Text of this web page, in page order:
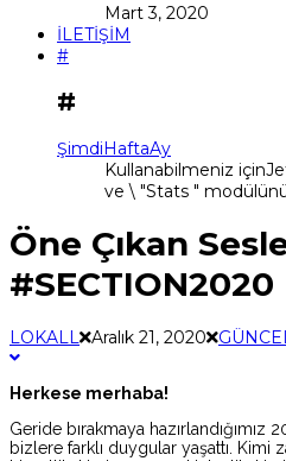
Mart 3, 2020
İLETİŞİM
#
#
ŞimdiHaftaAy
Kullanabilmeniz
ve \ "Stats "
Öne Çıkan
#SECTION2020
LOKALL Aralık 21, 2020
Herkese merhaba!
Geride bırakmaya hazırlandığımız
bizlere farklı duygular yaşattı. Kimi